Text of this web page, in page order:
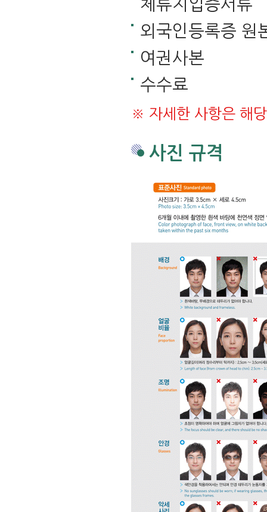
체류지입증서류
외국인등록증 원
여권사본
수수료
※ 자세한 사항은 해
사진 규격